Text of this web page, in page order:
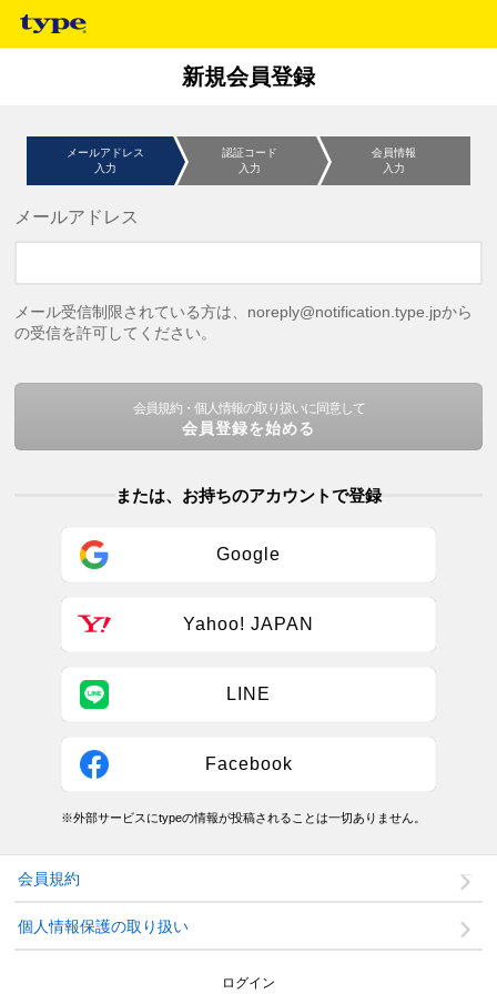
新規会員登録
メールアドレス
入力
認証コード
入力
会員情報
入力
メールアドレス
メール受信制限されている方は、noreply@notification.type.jpから
の受信を許可してください。
会員規約・個人情報の取り扱いに同意して
会員登録を始める
または、お持ちのアカウントで登録
Google
Yahoo! JAPAN
LINE
Facebook
※外部サービスにtypeの情報が投稿されることは一切ありません。
会員規約
個人情報保護の取り扱い
ログイン